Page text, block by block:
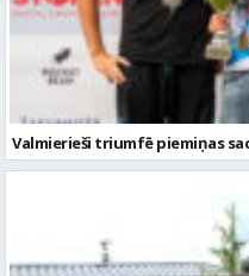
Valmierieši triumfē piemiņas